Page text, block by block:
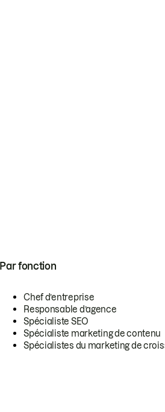
Par fonction
Chef d’entreprise
Responsable d’agence
Spécialiste SEO
Spécialiste marketing de contenu
Spécialistes du marketing de